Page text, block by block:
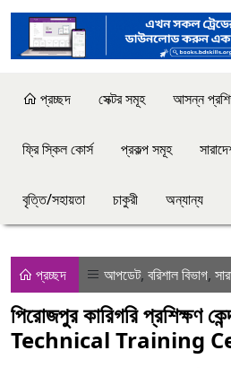
প্রচ্ছদ সেক্টর সমূহ আসন্ন
ফ্রি স্কিল কোর্স প্রকল্প সমূহ
বৃত্তি/সহায়তা চাকুরী অন্যান্য
প্রচ্ছদ আপডেট, বরিশাল বিভাগ,
পিরোজপুর কারিগরি প্রশিক্ষণ
Technical Training